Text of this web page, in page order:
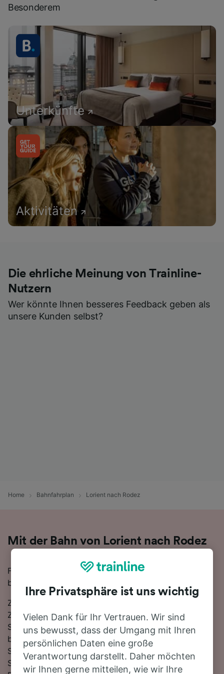
Besonderem
Unterkünfte
Aktivitäten
Die ehrliche Meinung von Trainline-
Nutzern
Wer könnte Ihnen besseres Feedback geben als
unsere Kunden selbst?
Home Bahnfahrplan Lorient nach Rodez
Mit der Bahn von Lorient nach Rodez
Für eine Zugfahrt von Lorient nach Rodez finden Sie
bei uns alles, was Sie brauchen.
Zwischen Lorient und Rodez verkehren ungefähr 7
Züge am Tag, die mit der schnellsten Verbindung 11
Stunden 53 Minuten für die Strecke von 594 km
benötigen. Bei dieser Verbindung nach Rodez müssen
Sie 1-mal umsteigen. Steigen Sie in einen TGV- oder
SNCF-Zug, um Ihr Ziel in kürzester Zeit zu erreichen.
Ihre Privatsphäre ist uns wichtig
Vielen Dank für Ihr Vertrauen. Wir sind
uns bewusst, dass der Umgang mit Ihren
persönlichen Daten eine große
Verantwortung darstellt. Daher möchten
wir Ihnen gerne mitteilen, wie wir Ihre